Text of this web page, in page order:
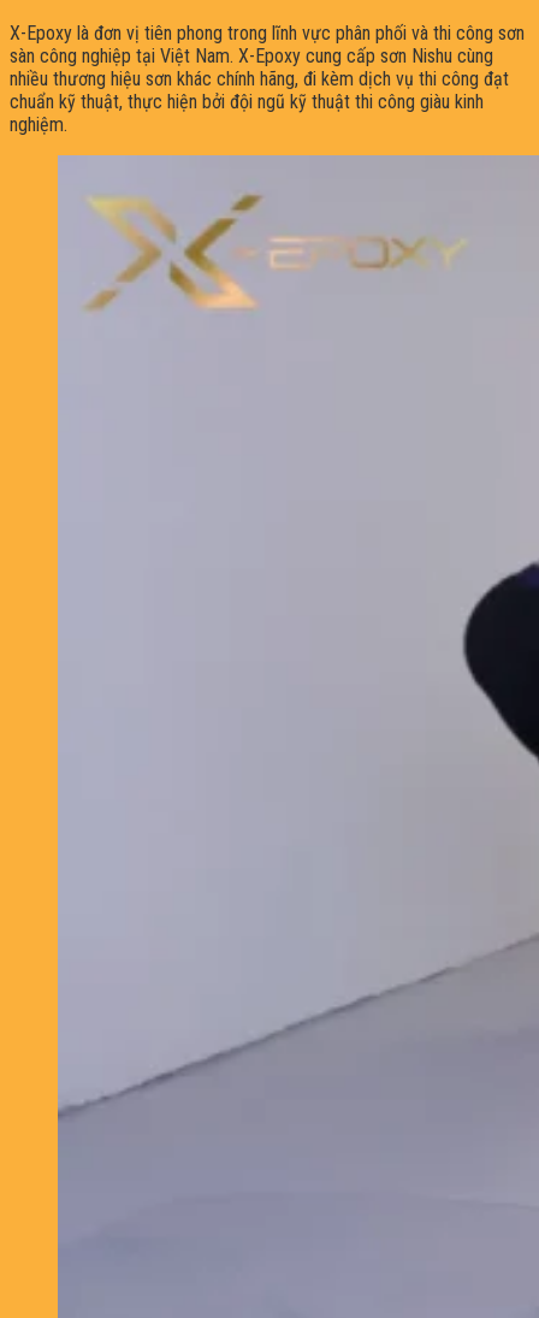
X-Epoxy là đơn vị tiên phong trong lĩnh vực phân phối và thi công sơn
sàn công nghiệp tại Việt Nam. X-Epoxy cung cấp sơn Nishu cùng
nhiều thương hiệu sơn khác chính hãng, đi kèm dịch vụ thi công đạt
chuẩn kỹ thuật, thực hiện bởi đội ngũ kỹ thuật thi công giàu kinh
nghiệm.